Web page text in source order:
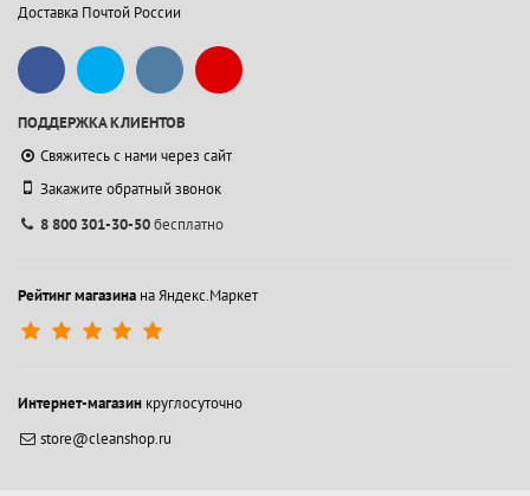
Доставка Почтой России
ПОДДЕРЖКА КЛИЕНТОВ
Свяжитесь с нами через сайт
Закажите обратный звонок
8 800 301-30-50бесплатно
Рейтинг магазина на Яндекс.Маркет
Интернет-магазин круглосуточно
store@cleanshop.ru